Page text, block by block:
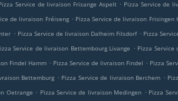
Service de livraison Frisange Aspelt . Pizza Service de
de livraison Fréiseng . Pizza Service de livraison Frisingen
. Pizza Service de livraison Dalheim Filsdorf . Pizza
Service de livraison Bettembourg Livange . Pizza
Findel Hamm . Pizza Service de livraison Findel . Pizza
Bettemburg . Pizza Service de livraison Berchem .
Oetrange . Pizza Service de livraison Medingen . Pizza